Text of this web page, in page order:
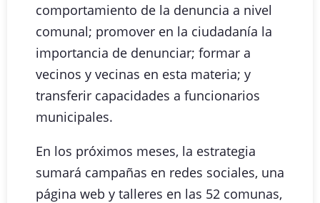
comportamiento de la denuncia a nivel
comunal; promover en la ciudadanía la
importancia de denunciar; formar a
vecinos y vecinas en esta materia; y
transferir capacidades a funcionarios
municipales.
En los próximos meses, la estrategia
sumará campañas en redes sociales, una
página web y talleres en las 52 comunas,